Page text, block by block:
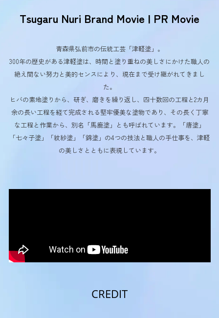
Tsugaru Nuri Brand Movie | PR Movie
青森県弘前市の伝統工芸「津軽塗」。
300年の歴史がある津軽塗は、時間と塗り重ねの美しさにかけた職人の
絶え間ない努力と美的センスにより、現在まで受け継がれてきまし
た。
ヒバの素地塗りから、研ぎ、磨きを繰り返し、四十数回の工程と2カ月
余の長い工程を経て完成される堅牢優美な塗物であり、その長く丁寧
な工程と作業から、別名「馬鹿塗」とも呼ばれています。「唐塗」
「七々子塗」「紋紗塗」「錦塗」の4つの技法と職人の手仕事を、津軽
の美しさとともに表現しています。
CREDIT